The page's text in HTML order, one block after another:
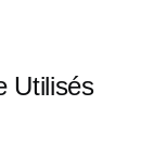
Utilisés